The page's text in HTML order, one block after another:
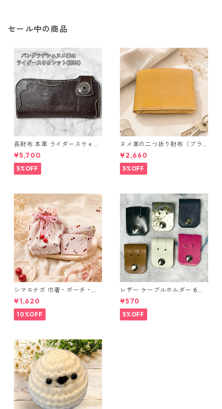
セール中の商品
長財布 本革 ライダースウォレ
ット 国産 ヌメ革 ブラウン バ
ングラデシュ l175 レザー 革財
布 ハンドメイド 経年変化
¥5,700
5%OFF
ヌメ革の二つ折り財布（ブラ
ウン系）
¥2,660
5%OFF
シマエナガ 巾着・ポーチ・ミ
ニポーチ(カード収納にも) ３
点セット さくらんぼ柄×淡いピ
ンク
¥1,620
10%OFF
レザー ケーブルホルダー 6個
セット
¥570
5%OFF